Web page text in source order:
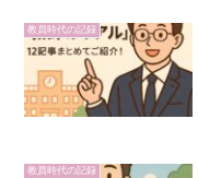
教員時代の記録
教員時代の記録